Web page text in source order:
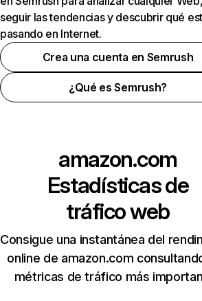
seguir las tendencias y descubrir qué
pasando en Internet.
Crea una cuenta en Semrush
¿Qué es Semrush?
amazon.com
Estadísticas de
tráfico web
Consigue una instantánea del
online de amazon.com
métricas de tráfico más